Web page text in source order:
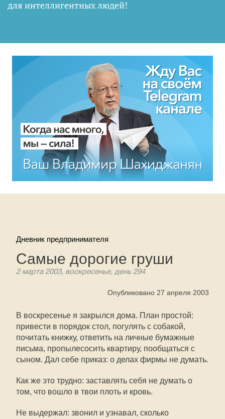
для интеллигентных людей!
Дневник предпринимателя
Самые дорогие груши
2 марта 2003, воскресенье, день 294
Опубликовано 27 апреля 2003
В воскресенье я закрылся дома. План простой:
привести в порядок стол, погулять с собакой,
почитать книжку, ответить на личные бумажные
письма, пропылесосить квартиру, пообщаться с
сыном. Дал себе приказ: о делах фирмы не думать.
Как же это трудно: заставлять себя не думать о
том, что вошло в твои плоть и кровь.
Не выдержал: звонил и узнавал, сколько